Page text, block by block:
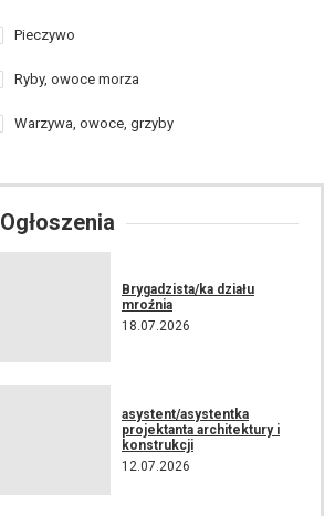
Pieczywo
Ryby, owoce morza
Warzywa, owoce, grzyby
Ogłoszenia
Brygadzista/ka działu
mroźnia
18.07.2026
asystent/asystentka
projektanta architektury i
konstrukcji
12.07.2026